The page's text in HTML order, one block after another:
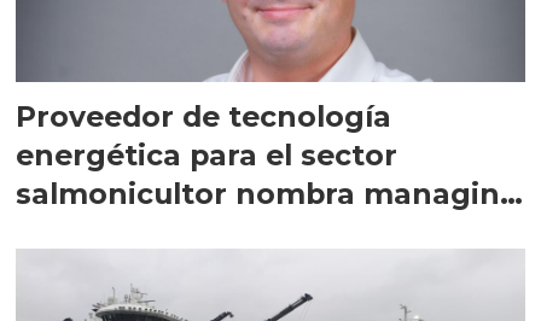
Proveedor de tecnología
energética para el sector
salmonicultor nombra managing